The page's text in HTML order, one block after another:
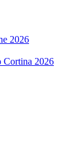
2026
2026